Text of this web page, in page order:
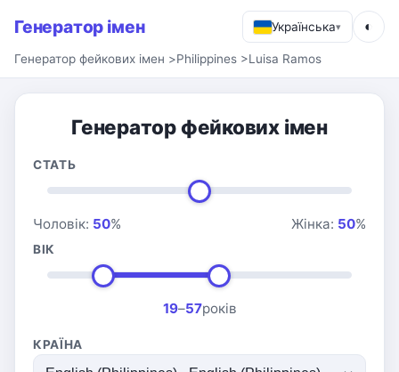
Генератор імен Українська▾ ◐
Генератор фейкових імен >Philippines >Luisa Ramos
Генератор фейкових імен
СТАТЬ
Чоловік: 50% Жінка: 50%
ВІК
19–57років
КРАЇНА